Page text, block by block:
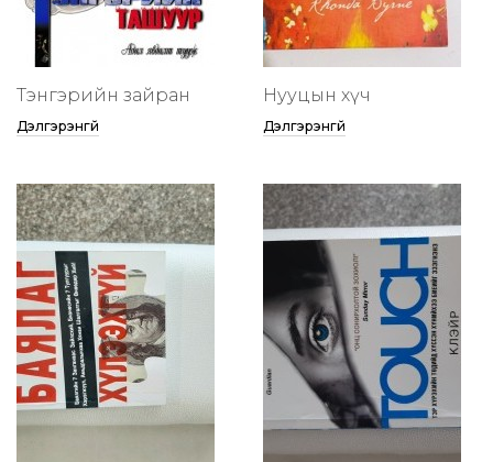
Тэнгэрийн зайран
Дэлгэрэнгүй
Нууцын хүч
Дэлгэрэнгүй